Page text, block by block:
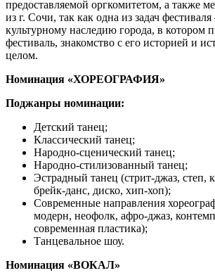
предоставляемой оргкомитетом, а также
из г. Сочи, так как одна из задач
культурному наследию города, в котором
фестиваль, знакомство с его историей и
целом.
Номинация «ХОРЕОГРАФИЯ»
Поджанры номинации:
Детский танец;
Классический танец;
Народно-сценический танец;
Народно-стилизованный танец;
Эстрадный танец (стрит-джаз, степ,
брейк-данс, диско, хип-хоп);
Современные направления
модерн, неофолк, афро-джаз,
современная пластика);
Танцевальное шоу.
Номинация «ВОКАЛ»